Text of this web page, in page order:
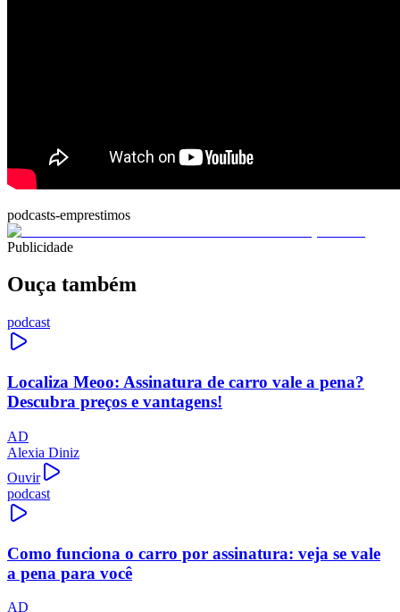
podcasts-emprestimos
Publicidade
Ouça também
podcast
Localiza Meoo: Assinatura de carro vale a pena?
Descubra preços e vantagens!
AD
Alexia Diniz
Ouvir
podcast
Como funciona o carro por assinatura: veja se vale
a pena para você
AD